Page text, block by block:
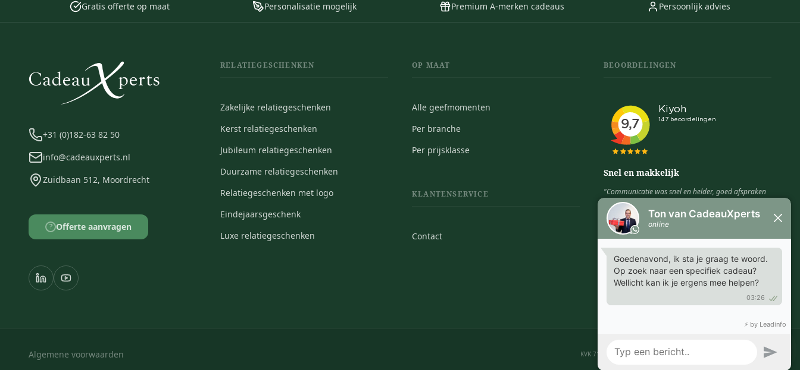
Gratis offerte op maat Personalisatie mogelijk Premium A-merken cadeaus Persoonlijk advies
+31 (0)182-63 82 50
info@cadeauxperts.nl
Zuidbaan 512, Moordrecht
? Offerte aanvragen
RELATIEGESCHENKEN
Zakelijke relatiegeschenken
Kerst relatiegeschenken
Jubileum relatiegeschenken
Duurzame relatiegeschenken
Relatiegeschenken met logo
Eindejaarsgeschenk
Luxe relatiegeschenken
OP MAAT
Alle geefmomenten
Per branche
Per prijsklasse
KLANTENSERVICE
Contact
BEOORDELINGEN
Snel en makkelijk
"Communicatie was snel en helder, goed afspraken
te maken over leveringen en proefdrukken."
MARGRIET - EMMEN
Algemene voorwaarden KVK 718.85.234 · BTW NL 8588.88.208.B01 · © 2026 CadeauXperts